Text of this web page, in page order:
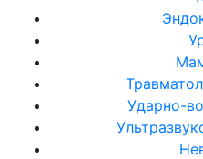
Ударно-